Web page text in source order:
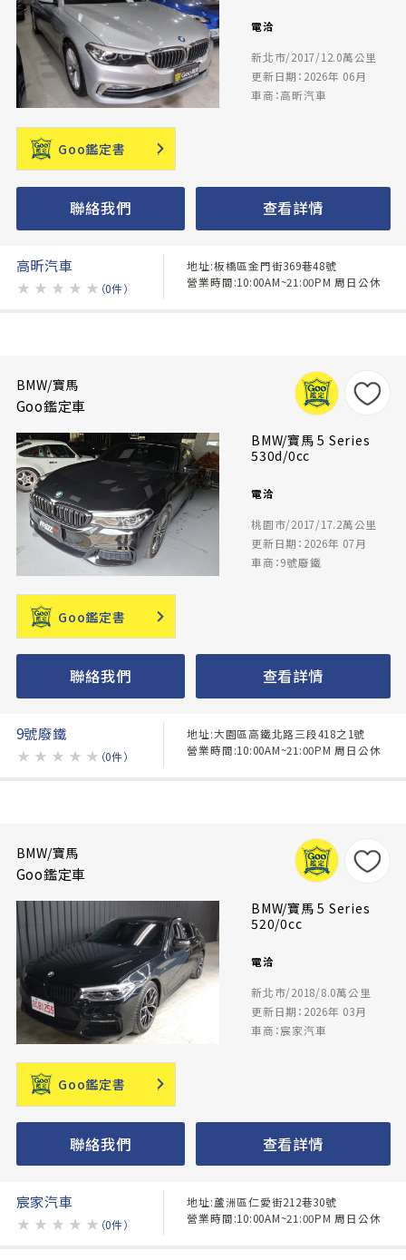
電洽
新北市/2017/12.0萬公里
更新日期：2026年 06月
車商：高昕汽車
Goo鑑定書
聯絡我們 查看詳情
高昕汽車
★ ★ ★ ★ ★ （0件）
地址:板橋區金門街369巷48號
營業時間:10:00AM~21:00PM 周日公休
BMW/寶馬
Goo鑑定車
BMW/寶馬 5 Series
530d/0cc
電洽
桃園市/2017/17.2萬公里
更新日期：2026年 07月
車商：9號廢鐵
Goo鑑定書
聯絡我們 查看詳情
9號廢鐵
★ ★ ★ ★ ★ （0件）
地址:大園區高鐵北路三段418之1號
營業時間:10:00AM~21:00PM 周日公休
BMW/寶馬
Goo鑑定車
BMW/寶馬 5 Series
520/0cc
電洽
新北市/2018/8.0萬公里
更新日期：2026年 03月
車商：宸家汽車
Goo鑑定書
聯絡我們 查看詳情
宸家汽車
★ ★ ★ ★ ★ （0件）
地址:蘆洲區仁愛街212巷30號
營業時間:10:00AM~21:00PM 周日公休